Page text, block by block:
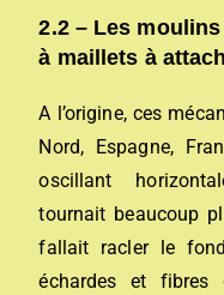
2.2 – Les
à maillets à
A l’origine, ces
Nord, Espagne,
oscillant
tournait beaucoup
fallait racler le
échardes et